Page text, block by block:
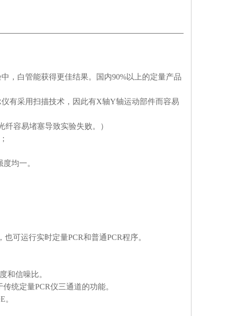
，白管能获得更佳结果。国内90%以上的定量产品
有采用扫描技术，因此有X轴Y轴运动部件而容易
容易堵塞导致实验失败。）
均一。
可运行实时定量PCR和普通PCR程序。
和信噪比。
统定量PCR仪三通道的功能。
。